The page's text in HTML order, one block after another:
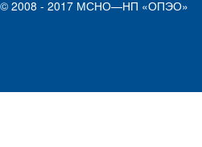
© 2008 - 2017 МСНО—НП «ОПЭО»